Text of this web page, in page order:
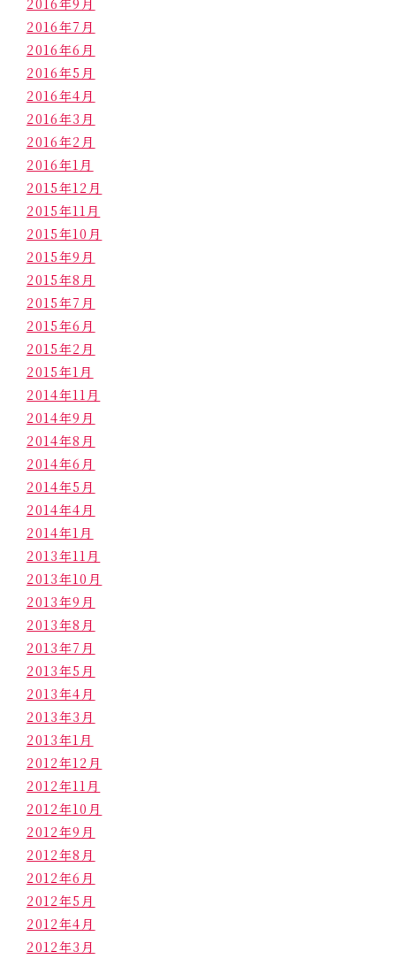
2016年9月
2016年7月
2016年6月
2016年5月
2016年4月
2016年3月
2016年2月
2016年1月
2015年12月
2015年11月
2015年10月
2015年9月
2015年8月
2015年7月
2015年6月
2015年2月
2015年1月
2014年11月
2014年9月
2014年8月
2014年6月
2014年5月
2014年4月
2014年1月
2013年11月
2013年10月
2013年9月
2013年8月
2013年7月
2013年5月
2013年4月
2013年3月
2013年1月
2012年12月
2012年11月
2012年10月
2012年9月
2012年8月
2012年6月
2012年5月
2012年4月
2012年3月